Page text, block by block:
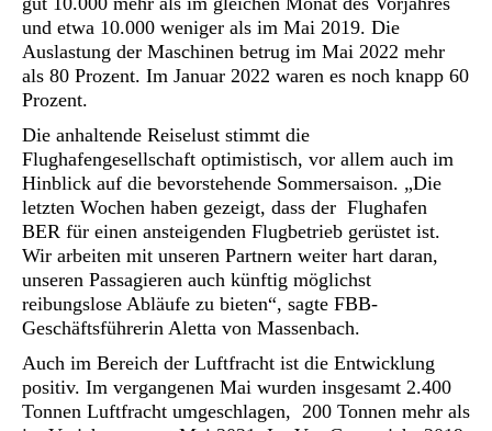
und etwa 10.000 weniger als im Mai 2019. Die
Auslastung der Maschinen betrug im Mai 2022 mehr
als 80 Prozent. Im Januar 2022 waren es noch knapp 60
Prozent.
Die anhaltende Reiselust stimmt die
Flughafengesellschaft optimistisch, vor allem auch im
Hinblick auf die bevorstehende Sommersaison. „Die
letzten Wochen haben gezeigt, dass der Flughafen
BER für einen ansteigenden Flugbetrieb gerüstet ist.
Wir arbeiten mit unseren Partnern weiter hart daran,
unseren Passagieren auch künftig möglichst
reibungslose Abläufe zu bieten“, sagte FBB-
Geschäftsführerin Aletta von Massenbach.
Auch im Bereich der Luftfracht ist die Entwicklung
positiv. Im vergangenen Mai wurden insgesamt 2.400
Tonnen Luftfracht umgeschlagen, 200 Tonnen mehr als